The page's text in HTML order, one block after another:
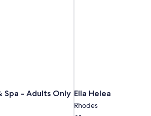
Spa - Adults Only Ella Helea
Rhodes